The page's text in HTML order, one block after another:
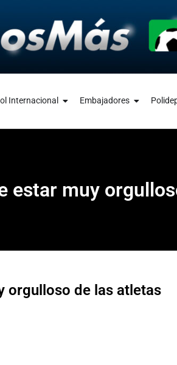
Internacional Embajadores
estar muy
orgulloso de las atletas